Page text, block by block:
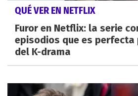
QUÉ VER EN NETFLIX
Furor en Netflix: la serie
episodios que es
del K-drama